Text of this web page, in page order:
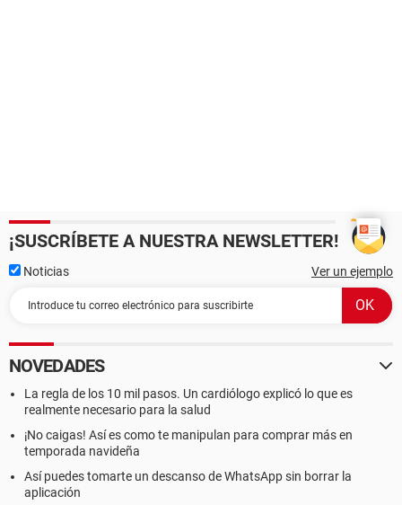
¡SUSCRÍBETE A NUESTRA NEWSLETTER!
Noticias Ver un ejemplo
NOVEDADES
La regla de los 10 mil pasos. Un cardiólogo explicó lo que es
realmente necesario para la salud
¡No caigas! Así es como te manipulan para comprar más en
temporada navideña
Así puedes tomarte un descanso de WhatsApp sin borrar la
aplicación